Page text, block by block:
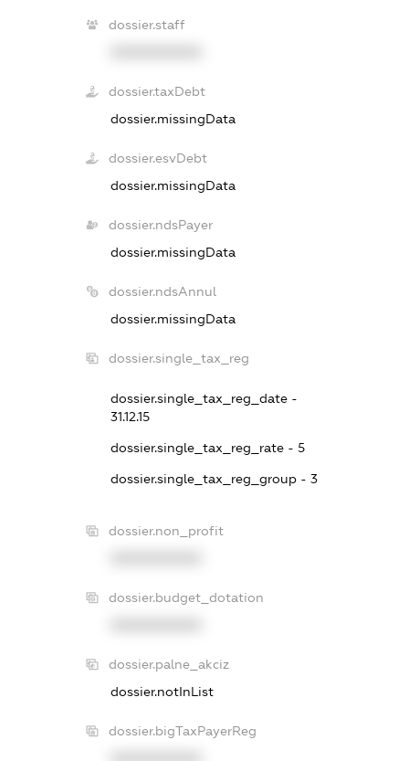
dossier.staff
dossier.taxDebt
dossier.missingData
dossier.esvDebt
dossier.missingData
dossier.ndsPayer
dossier.missingData
dossier.ndsAnnul
dossier.missingData
dossier.single_tax_reg
dossier.single_tax_reg_date -
31.12.15
dossier.single_tax_reg_rate - 5
dossier.single_tax_reg_group - 3
dossier.non_profit
dossier.budget_dotation
dossier.palne_akciz
dossier.notInList
dossier.bigTaxPayerReg